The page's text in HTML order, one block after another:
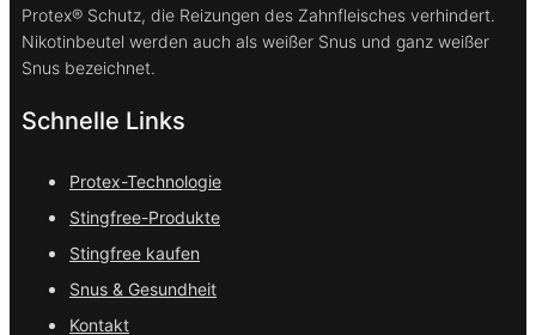
Protex® Schutz, die Reizungen des Zahnfleisches verhindert.
Nikotinbeutel werden auch als weißer Snus und ganz weißer
Snus bezeichnet.
Schnelle Links
Protex-Technologie
Stingfree-Produkte
Stingfree kaufen
Snus & Gesundheit
Kontakt